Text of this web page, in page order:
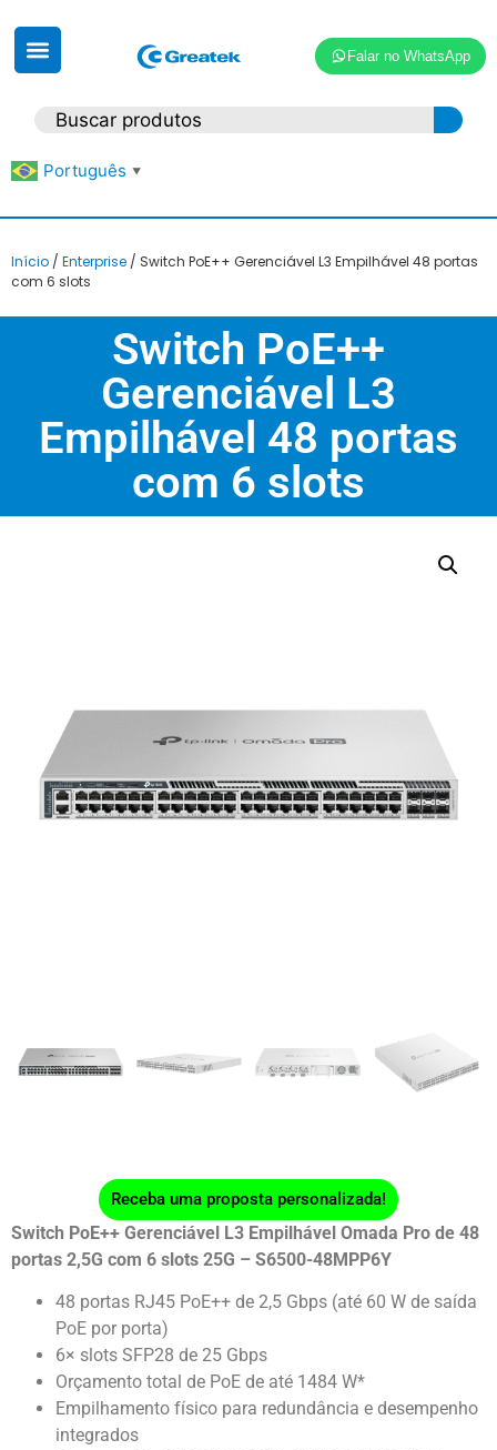
Falar no WhatsApp
Português ▼
Início / Enterprise / Switch PoE++ Gerenciável L3 Empilhável 48 portas
com 6 slots
Switch PoE++
Gerenciável L3
Empilhável 48 portas
com 6 slots
Receba uma proposta personalizada!
Switch PoE++ Gerenciável L3 Empilhável Omada Pro de 48
portas 2,5G com 6 slots 25G – S6500-48MPP6Y
48 portas RJ45 PoE++ de 2,5 Gbps (até 60 W de saída
PoE por porta)
6× slots SFP28 de 25 Gbps
Orçamento total de PoE de até 1484 W*
Empilhamento físico para redundância e desempenho
integrados